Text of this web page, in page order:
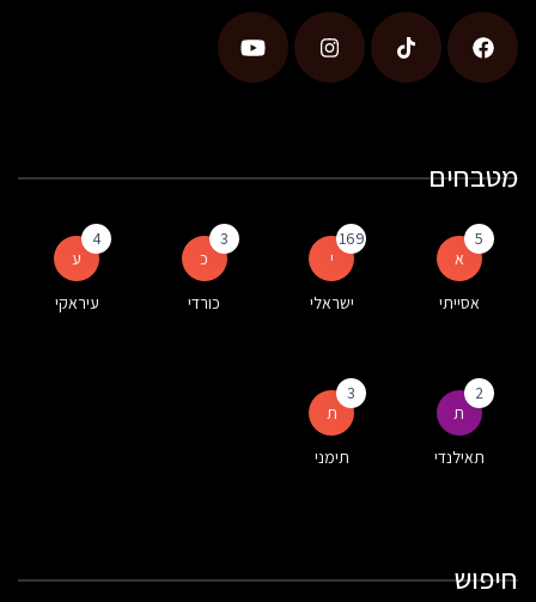
מטבחים
א
5
אסייתי
י
169
ישראלי
כ
3
כורדי
ע
4
עיראקי
ת
2
תאילנדי
ת
3
תימני
חיפוש